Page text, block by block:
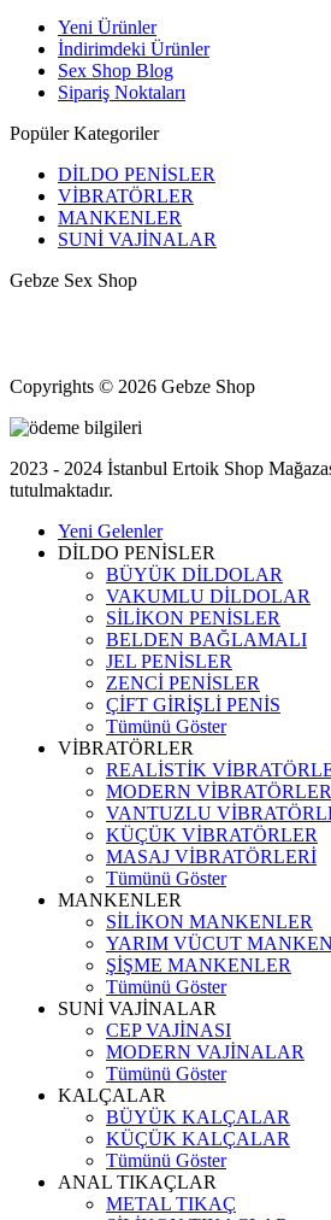
Yeni Ürünler
İndirimdeki Ürünler
Sex Shop Blog
Sipariş Noktaları
Popüler Kategoriler
DİLDO PENİSLER
VİBRATÖRLER
MANKENLER
SUNİ VAJİNALAR
Gebze Sex Shop
Copyrights © 2026 Gebze Shop
2023 - 2024 İstanbul Ertoik Shop
tutulmaktadır.
Yeni Gelenler
DİLDO PENİSLER
BÜYÜK DİLDOLAR
VAKUMLU DİLDOLAR
SİLİKON PENİSLER
BELDEN BAĞLAMALI
JEL PENİSLER
ZENCİ PENİSLER
ÇİFT GİRİŞLİ PENİS
Tümünü Göster
VİBRATÖRLER
REALİSTİK
MODERN VİBRATÖRLER
VANTUZLU
KÜÇÜK VİBRATÖRLER
MASAJ VİBRATÖRLERİ
Tümünü Göster
MANKENLER
SİLİKON MANKENLER
YARIM VÜCUT MANKEN
ŞİŞME MANKENLER
Tümünü Göster
SUNİ VAJİNALAR
CEP VAJİNASI
MODERN VAJİNALAR
Tümünü Göster
KALÇALAR
BÜYÜK KALÇALAR
KÜÇÜK KALÇALAR
Tümünü Göster
ANAL TIKAÇLAR
METAL TIKAÇ